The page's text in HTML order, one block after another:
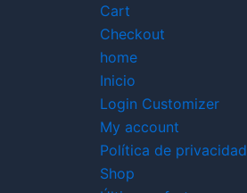
Cart
Checkout
home
Inicio
Login Customizer
My account
Política de privacidad
Shop